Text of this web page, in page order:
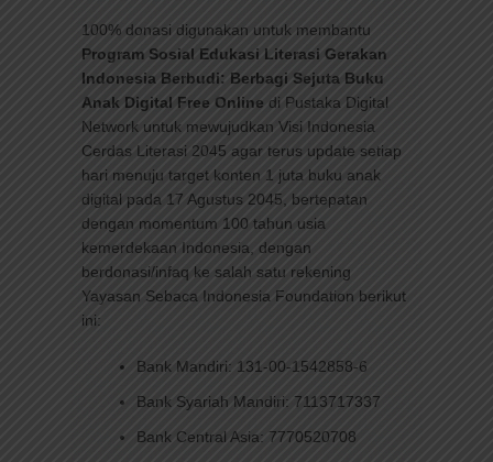
100% donasi digunakan untuk membantu
Program Sosial Edukasi Literasi Gerakan
Indonesia Berbudi: Berbagi Sejuta Buku
Anak Digital Free Online di Pustaka Digital
Network untuk mewujudkan Visi Indonesia
Cerdas Literasi 2045 agar terus update setiap
hari menuju target konten 1 juta buku anak
digital pada 17 Agustus 2045, bertepatan
dengan momentum 100 tahun usia
kemerdekaan Indonesia, dengan
berdonasi/infaq ke salah satu rekening
Yayasan Sebaca Indonesia Foundation berikut
ini:
Bank Mandiri: 131-00-1542858-6
Bank Syariah Mandiri: 7113717337
Bank Central Asia: 7770520708